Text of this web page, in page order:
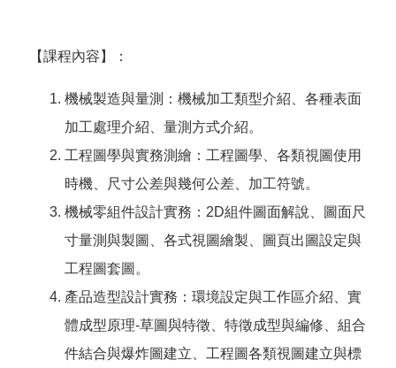
【課程內容】：
機械製造與量測：機械加工類型介紹、各種表面
加工處理介紹、量測方式介紹。
工程圖學與實務測繪：工程圖學、各類視圖使用
時機、尺寸公差與幾何公差、加工符號。
機械零組件設計實務：2D組件圖面解說、圖面尺
寸量測與製圖、各式視圖繪製、圖頁出圖設定與
工程圖套圖。
產品造型設計實務：環境設定與工作區介紹、實
體成型原理-草圖與特徵、特徵成型與編修、組合
件結合與爆炸圖建立、工程圖各類視圖建立與標